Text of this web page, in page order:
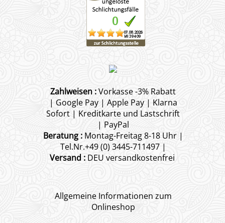
Zahlweisen :Vorkasse -3% Rabatt
| Google Pay | Apple Pay | Klarna
Sofort | Kreditkarte und Lastschrift
| PayPal
Beratung :Montag-Freitag 8-18 Uhr |
Tel.Nr.+49 (0) 3445-711497 |
Versand :DEU versandkostenfrei
Allgemeine Informationen zum
Onlineshop